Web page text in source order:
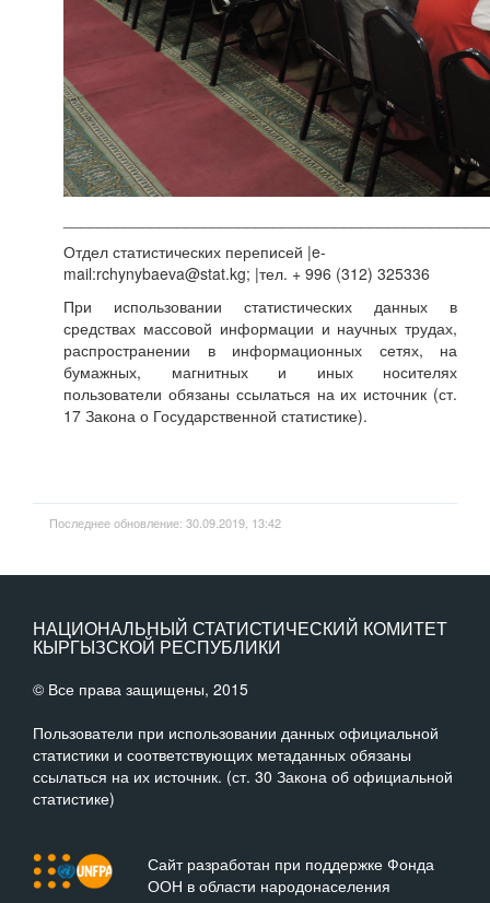
Отдел статистических переписей |e-
mail:rchynybaeva@stat.kg; |тел. + 996 (312) 325336
При использовании статистических данных в
средствах массовой информации и научных трудах,
распространении в информационных сетях, на
бумажных, магнитных и иных носителях
пользователи обязаны ссылаться на их источник (ст.
17 Закона о Государственной статистике).
Последнее обновление: 30.09.2019, 13:42
НАЦИОНАЛЬНЫЙ СТАТИСТИЧЕСКИЙ КОМИТЕТ
КЫРГЫЗСКОЙ РЕСПУБЛИКИ
© Все права защищены, 2015
Пользователи при использовании данных официальной
статистики и соответствующих метаданных обязаны
ссылаться на их источник. (ст. 30 Закона об официальной
статистике)
Сайт разработан при поддержке Фонда
ООН в области народонаселения